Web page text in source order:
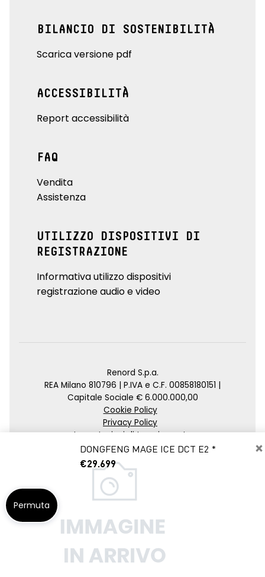
×
DONGFENG MAGE ICE DCT E2 *
€29.699
BILANCIO DI SOSTENIBILITÀ
Scarica versione pdf
ACCESSIBILITÀ
Report accessibilità
FAQ
Vendita
Assistenza
UTILIZZO DISPOSITIVI DI
REGISTRAZIONE
Informativa utilizzo dispositivi
registrazione audio e video
Renord S.p.a.
REA Milano 810796 | P.IVA e C.F. 00858180151 |
Capitale Sociale € 6.000.000,00
Cookie Policy
Privacy Policy
Impostazioni di tracciamento
Agenzia SEO
Permuta